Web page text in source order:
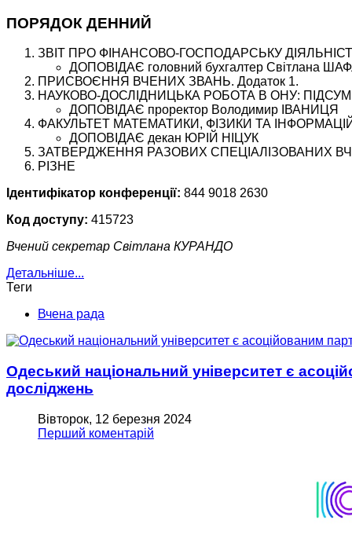
ПОРЯДОК ДЕННИЙ
ЗВІТ ПРО ФІНАНСОВО-ГОСПОДАРСЬКУ
ДОПОВІДАЄ головний бухгалтер Світлана
ПРИСВОЄННЯ ВЧЕНИХ ЗВАНЬ. Додаток 1.
НАУКОВО-ДОСЛІДНИЦЬКА РОБОТА В ОНУ:
ДОПОВІДАЄ проректор Володимир ІВАНИЦЯ
ФАКУЛЬТЕТ МАТЕМАТИКИ, ФІЗИКИ ТА
ДОПОВІДАЄ декан ЮРІЙ НІЦУК
ЗАТВЕРДЖЕННЯ РАЗОВИХ СПЕЦІАЛІЗОВАНИХ
РІЗНЕ
Ідентифікатор конференції: 844 9018 2630
Код доступу: 415723
Вчений секретар Світлана КУРАНДО
Детальніше...
Теги
Вчена рада
Одеський національний університет є
досліджень
Вівторок, 12 березня 2024
Перший коментарій